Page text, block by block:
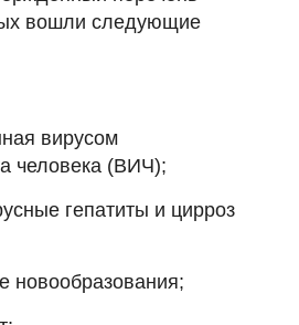
вошли следующие
вирусом
человека (ВИЧ);
гепатиты и цирроз
новообразования;